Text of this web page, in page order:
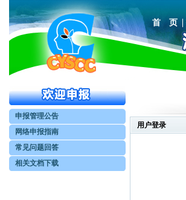
首 页
申报管理公告
网络申报指南
常见问题回答
相关文档下载
用户登录